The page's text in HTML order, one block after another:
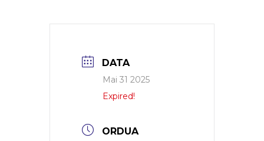
DATA
Mai 31 2025
Expired!
ORDUA